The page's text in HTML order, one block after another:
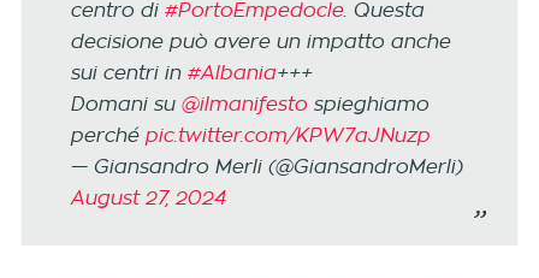
centro di #PortoEmpedocle. Questa
decisione può avere un impatto anche
sui centri in #Albania+++
Domani su @ilmanifestospieghiamo
perché pic.twitter.com/KPW7aJNuzp
— Giansandro Merli (@GiansandroMerli)
August 27, 2024